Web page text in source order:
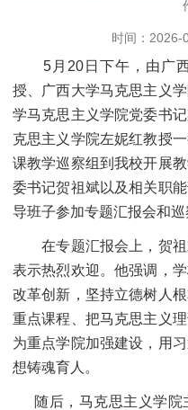
时间：2026-
5月20日下午，由广
授、广西大学马克思主义
学马克思主义学院党委书
克思主义学院左妮红教授
课教学巡察组到我校开展
委书记贺祖斌以及相关职
导班子参加专题汇报会和巡
在专题汇报会上，贺
表示热烈欢迎。他强调，
改革创新，坚持立德树人
重点课程、把马克思主义
为重点学院加强建设，用
想铸魂育人。
随后，马克思主义学